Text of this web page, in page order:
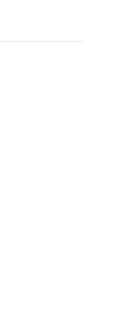
bra ljud – både till